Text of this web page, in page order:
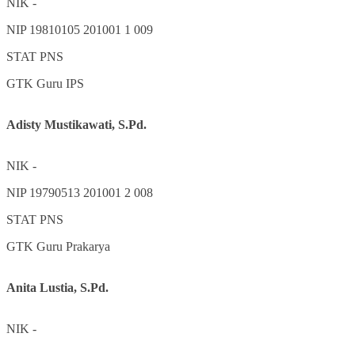
NIP 19810105 201001 1 009
STAT PNS
GTK Guru IPS
Adisty Mustikawati, S.Pd.
NIK -
NIP 19790513 201001 2 008
STAT PNS
GTK Guru Prakarya
Anita Lustia, S.Pd.
NIK -